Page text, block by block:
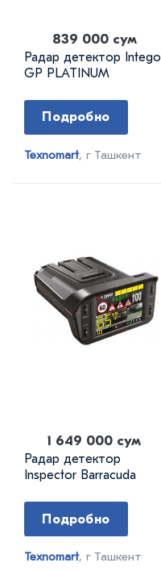
839 000 сум
Радар детектор Intego
GP PLATINUM
Подробно
Texnomart, г Ташкент
1 649 000 сум
Радар детектор
Inspector Barracuda
Подробно
Texnomart, г Ташкент